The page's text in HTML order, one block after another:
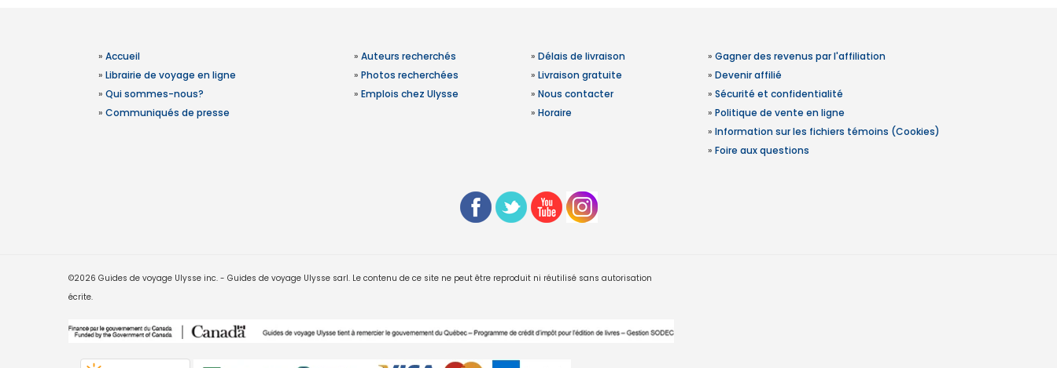
» Accueil
» Librairie de voyage en ligne
» Qui sommes-nous?
» Communiqués de presse
» Auteurs recherchés
» Photos recherchées
» Emplois chez Ulysse
» Délais de livraison
» Livraison gratuite
» Nous contacter
» Horaire
» Gagner des revenus par l'affiliation
» Devenir affilié
» Sécurité et confidentialité
» Politique de vente en ligne
» Information sur les fichiers témoins (Cookies)
» Foire aux questions
©2026 Guides de voyage Ulysse inc. - Guides de voyage Ulysse sarl. Le contenu de ce site ne peut être reproduit ni réutilisé sans autorisation
écrite.